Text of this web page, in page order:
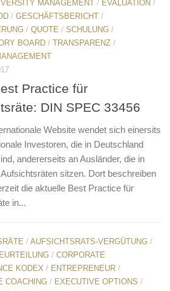
MANAGEMENT / EVALUATION /
/ GESCHÄFTSBERICHT /
/ QUOTE / SCHULUNG /
BOARD / TRANSPARENZ /
Practice für
DIN SPEC 33456
Website wendet sich einersits
Investoren, die in Deutschland
andererseits an Ausländer, die in
sitzen. Dort beschreiben
die aktuelle Best Practice für
in...
/ AUFSICHTSRATS-VERGÜTUNG /
/ CORPORATE
KODEX / ENTREPRENEUR /
COACHING / EXECUTIVE OPTIONS /